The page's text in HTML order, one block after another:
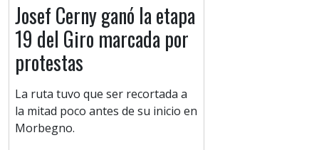
Josef Cerny ganó la etapa
19 del Giro marcada por
protestas
La ruta tuvo que ser recortada a
la mitad poco antes de su inicio en
Morbegno.